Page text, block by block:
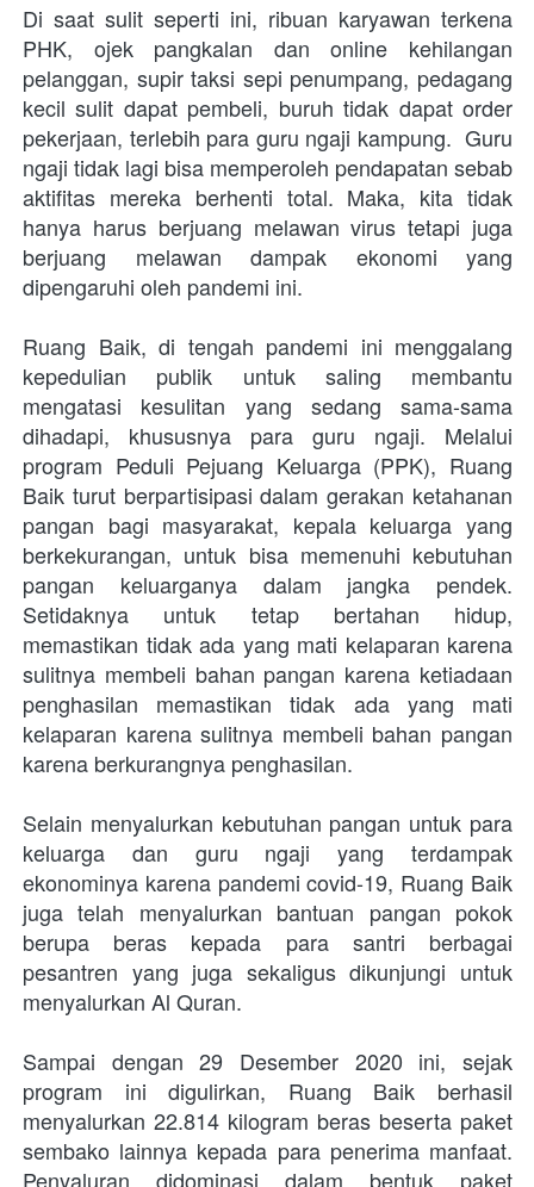
Di saat sulit seperti ini, ribuan karyawan terkena
PHK, ojek pangkalan dan online kehilangan
pelanggan, supir taksi sepi penumpang, pedagang
kecil sulit dapat pembeli, buruh tidak dapat order
pekerjaan, terlebih para guru ngaji kampung.  Guru
ngaji tidak lagi bisa memperoleh pendapatan sebab
aktifitas mereka berhenti total. Maka, kita tidak
hanya harus berjuang melawan virus tetapi juga
berjuang melawan dampak ekonomi yang
dipengaruhi oleh pandemi ini.
Ruang Baik, di tengah pandemi ini menggalang
kepedulian publik untuk saling membantu
mengatasi kesulitan yang sedang sama-sama
dihadapi, khususnya para guru ngaji. Melalui
program Peduli Pejuang Keluarga (PPK), Ruang
Baik turut berpartisipasi dalam gerakan ketahanan
pangan bagi masyarakat, kepala keluarga yang
berkekurangan, untuk bisa memenuhi kebutuhan
pangan keluarganya dalam jangka pendek.
Setidaknya untuk tetap bertahan hidup,
memastikan tidak ada yang mati kelaparan karena
sulitnya membeli bahan pangan karena ketiadaan
penghasilan memastikan tidak ada yang mati
kelaparan karena sulitnya membeli bahan pangan
karena berkurangnya penghasilan.
Selain menyalurkan kebutuhan pangan untuk para
keluarga dan guru ngaji yang terdampak
ekonominya karena pandemi covid-19, Ruang Baik
juga telah menyalurkan bantuan pangan pokok
berupa beras kepada para santri berbagai
pesantren yang juga sekaligus dikunjungi untuk
menyalurkan Al Quran.
Sampai dengan 29 Desember 2020 ini, sejak
program ini digulirkan, Ruang Baik berhasil
menyalurkan 22.814 kilogram beras beserta paket
sembako lainnya kepada para penerima manfaat.
Penyaluran didominasi dalam bentuk paket